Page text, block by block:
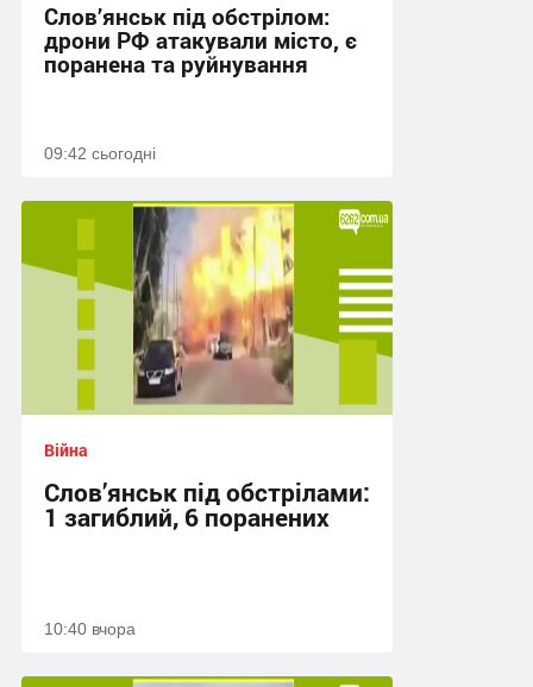
Слов’янськ під обстрілом:
дрони РФ атакували місто, є
поранена та руйнування
09:42 сьогодні
Війна
Слов’янськ під обстрілами:
1 загиблий, 6 поранених
10:40 вчора